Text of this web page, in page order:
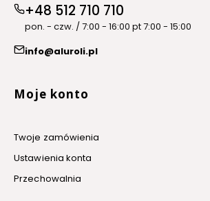
+48 512 710 710
pon. - czw. / 7:00 - 16:00 pt 7:00 - 15:00
info@aluroli.pl
Linki w stopce
Moje konto
Twoje zamówienia
Ustawienia konta
Przechowalnia